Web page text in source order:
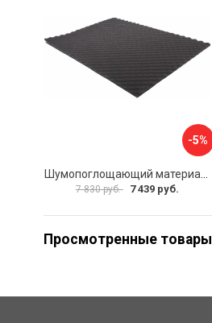
-5%
7 830 руб. 7 439 руб.
Просмотренные товары